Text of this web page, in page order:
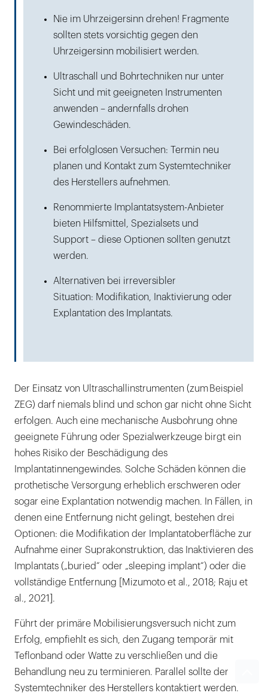
Nie im Uhrzeigersinn drehen! Fragmente
sollten stets vorsichtig gegen den
Uhrzeigersinn mobilisiert werden.
Ultraschall und Bohrtechniken nur unter
Sicht und mit geeigneten Instrumenten
anwenden – andernfalls drohen
Gewindeschäden.
Bei erfolglosen Versuchen: Termin neu
planen und Kontakt zum Systemtechniker
des Herstellers aufnehmen.
Renommierte Implantatsystem-Anbieter
bieten Hilfsmittel, Spezialsets und
Support – diese Optionen sollten genutzt
werden.
Alternativen bei irreversibler
Situation: Modifikation, Inaktivierung oder
Explantation des Implantats.
Der Einsatz von Ultraschallinstrumenten (zum Beispiel
ZEG) darf niemals blind und schon gar nicht ohne Sicht
erfolgen. Auch eine mechanische Ausbohrung ohne
geeignete Führung oder Spezialwerkzeuge birgt ein
hohes Risiko der Beschädigung des
Implantatinnengewindes. Solche Schäden können die
prothetische Versorgung erheblich erschweren oder
sogar eine Explantation notwendig machen. In Fällen, in
denen eine Entfernung nicht gelingt, bestehen drei
Optionen: die Modifikation der Implantatoberfläche zur
Aufnahme einer Suprakonstruktion, das Inaktivieren des
Implantats („buried“ oder „sleeping implant“) oder die
vollständige Entfernung [Mizumoto et al., 2018; Raju et
al., 2021].
Führt der primäre Mobilisierungsversuch nicht zum
Erfolg, empfiehlt es sich, den Zugang temporär mit
Teflonband oder Watte zu verschließen und die
Behandlung neu zu terminieren. Parallel sollte der
Systemtechniker des Herstellers kontaktiert werden.